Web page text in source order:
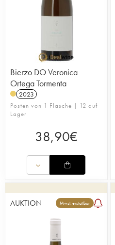
Bierzo DO Veronica
Ortega Tormenta
2023
Posten von 1 Flasche | 12 auf
Lager
38,90€
AUKTION Mwst. erstattbar